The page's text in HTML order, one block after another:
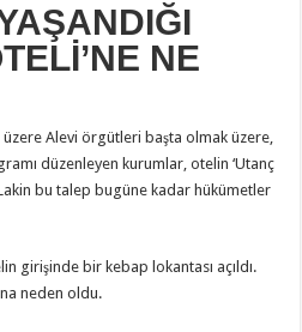
NE
Alevi örgütleri başta olmak üzere,
düzenleyen kurumlar, otelin ‘Utanç
bu talep bugüne kadar hükümetler
girişinde bir kebap lokantası açıldı.
neden oldu.